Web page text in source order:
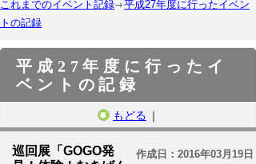
これまでのイベント記録
平成27年度に行ったイベン
トの記録
平成27年度に行ったイ
ベントの記録
もどる ｜
作成日：2016年03月19日
巡回展「GOGO発